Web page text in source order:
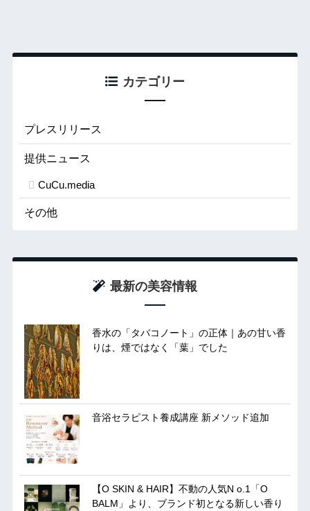
カテゴリー
プレスリリース
提供ニュース
CuCu.media
その他
最新の美容情報
香水の「タバコノート」の正体｜あの甘い香
りは、煙ではなく「葉」でした
音浴セラピスト養成講座 新メソッド追加
【O SKIN & HAIR】不動の人気N o.1「O
BALM」より、ブランド初となる新しい香り